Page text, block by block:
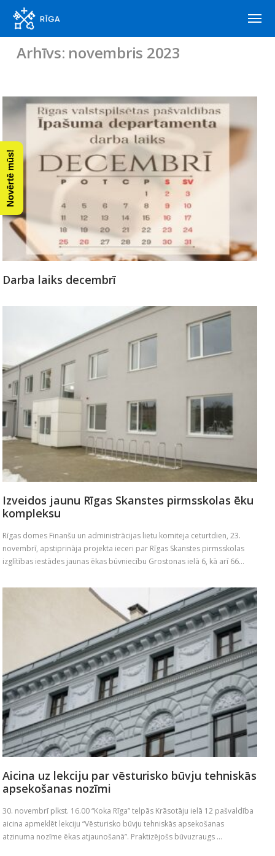
Arhīvs: novembris 2023
Darba laiks decembrī
Izveidos jaunu Rīgas Skanstes pirmsskolas ēku
kompleksu
Rīgas domes Finanšu un administrācijas lietu komiteja ceturtdien, 23.
novembrī, apstiprināja projekta ieceri par Rīgas Skanstes pirmsskolas
izglītības iestādes jaunas ēkas būvniecību Grostonas ielā 6, kā arī 66...
Aicina uz lekciju par vēsturisko būvju tehniskās
apsekošanas nozīmi
30. novembrī plkst. 16.00 “Koka Rīga” telpās Krāsotāju ielā 12 pašvaldība
aicina apmeklēt lekciju “Vēsturisko būvju tehniskās apsekošanas
atzinuma nozīme ēkas atjaunošanā”. Praktizējošs būvuzraugs ...
Novērtē mūs!